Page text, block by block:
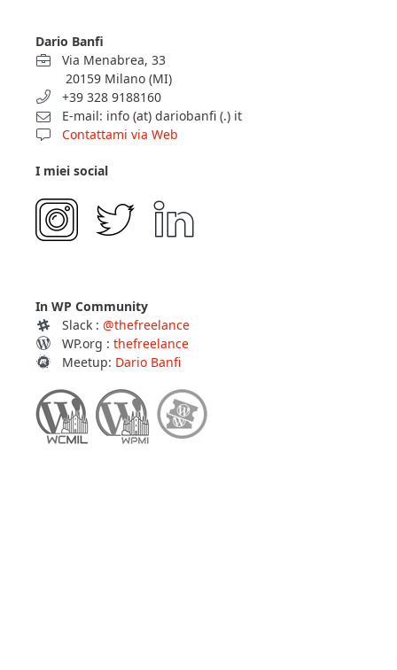
Dario Banfi
Via Menabrea, 33
20159 Milano (MI)
+39 328 9188160
E-mail: info (at) dariobanfi (.) it
Contattami via Web
I miei social
In WP Community
Slack : @thefreelance
WP.org : thefreelance
Meetup: Dario Banfi